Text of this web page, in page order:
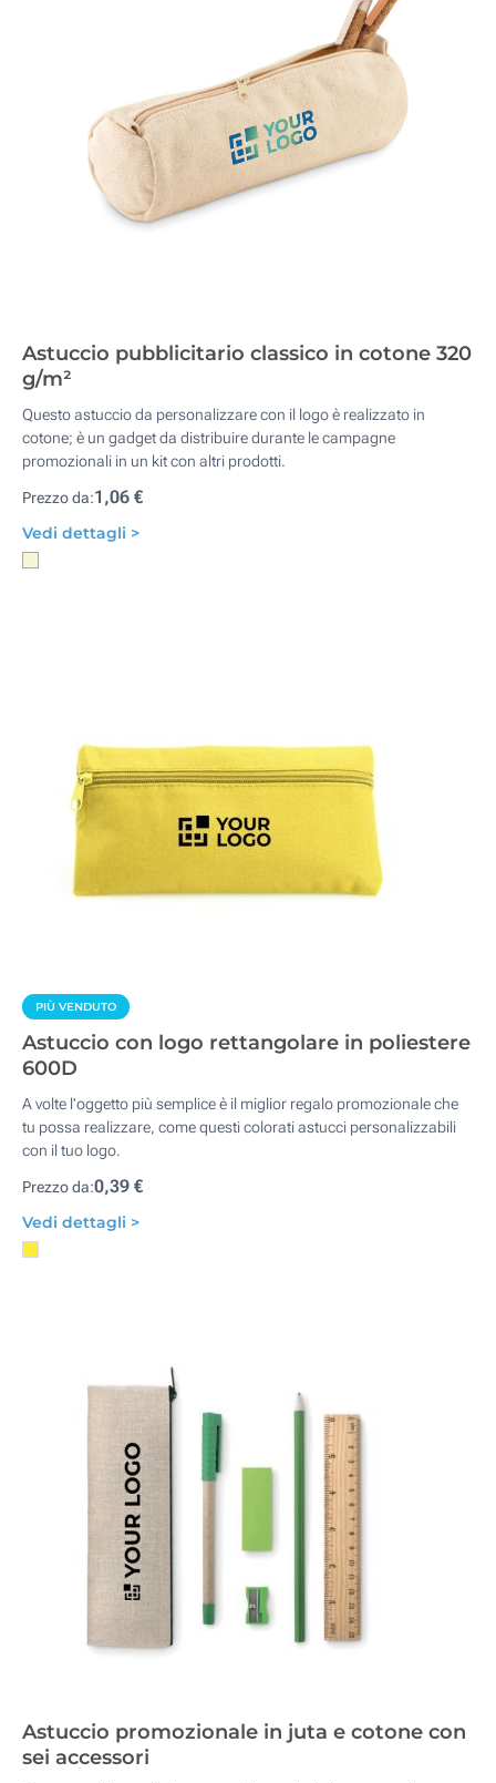
Astuccio pubblicitario classico in cotone 320
g/m²
Questo astuccio da personalizzare con il logo è realizzato in
cotone; è un gadget da distribuire durante le campagne
promozionali in un kit con altri prodotti.
Prezzo da:1,06 €
Vedi dettagli >
PIÙ VENDUTO
Astuccio con logo rettangolare in poliestere
600D
A volte l'oggetto più semplice è il miglior regalo promozionale che
tu possa realizzare, come questi colorati astucci personalizzabili
con il tuo logo.
Prezzo da:0,39 €
Vedi dettagli >
Astuccio promozionale in juta e cotone con
sei accessori